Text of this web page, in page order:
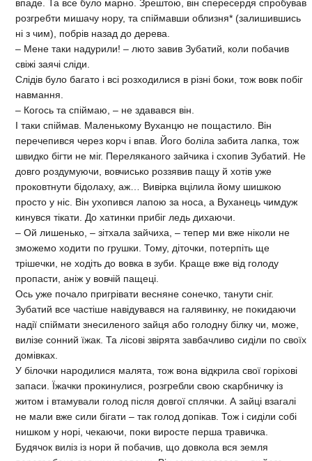
впаде. Та все було марно. Зрештою, він спересердя спробував
розгребти мишачу нору, та спіймавши облизня* (залишившись
ні з чим), побрів назад до дерева.
– Мене таки надурили! – люто завив Зубатий, коли побачив
свіжі заячі сліди.
Слідів було багато і всі розходилися в різні боки, тож вовк побіг
навмання.
– Когось та спіймаю, – не здавався він.
І таки спіймав. Маленькому Вуханцю не пощастило. Він
перечепився через корч і впав. Його боліла забита лапка, тож
швидко бігти не міг. Переляканого зайчика і схопив Зубатий. Не
довго роздумуючи, вовчисько роззявив пащу й хотів уже
проковтнути бідолаху, аж… Вивірка вцілила йому шишкою
просто у ніс. Він ухопився лапою за носа, а Вуханець чимдуж
кинувся тікати. До хатинки прибіг ледь дихаючи.
– Ой лишенько, – зітхала зайчиха, – тепер ми вже ніколи не
зможемо ходити по грушки. Тому, діточки, потерпіть ще
трішечки, не ходіть до вовка в зуби. Краще вже від голоду
пропасти, аніж у вовчій пащеці.
Ось уже почало пригрівати весняне сонечко, танути сніг.
Зубатий все частіше навідувався на галявинку, не покидаючи
надії спіймати знесиленого зайця або голодну білку чи, може,
вилізе сонний їжак. Та лісові звірята завбачливо сиділи по своїх
домівках.
У білочки народилися малята, тож вона відкрила свої горіхові
запаси. Їжачки прокинулися, розгребли свою скарбничку із
житом і втамували голод після довгої сплячки. А зайці взагалі
не мали вже сили бігати – так голод допікав. Тож і сиділи собі
нишком у норі, чекаючи, поки виросте перша травичка.
Будячок виліз із нори й побачив, що довкола вся земля